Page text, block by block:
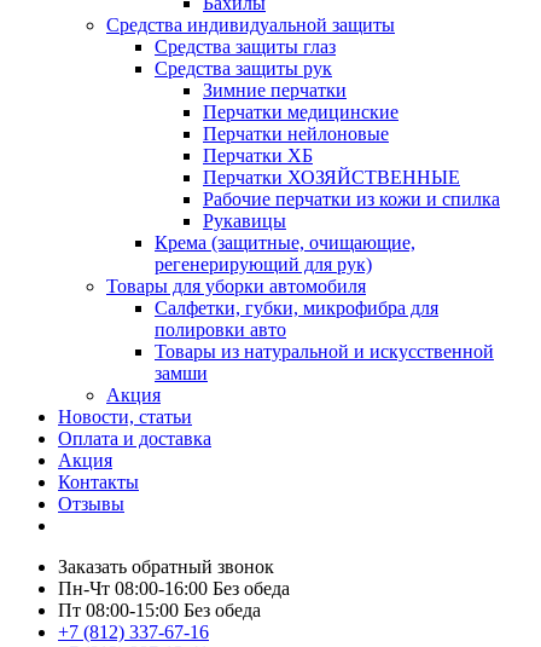
Средства индивидуальной защиты
Средства защиты глаз
Средства защиты рук
Зимние перчатки
Перчатки медицинские
Перчатки нейлоновые
Перчатки ХБ
Перчатки ХОЗЯЙСТВЕННЫЕ
Рабочие перчатки из кожи и спилка
Рукавицы
Крема (защитные, очищающие,
регенерирующий для рук)
Товары для уборки автомобиля
Салфетки, губки, микрофибра для
полировки авто
Товары из натуральной и искусственной
замши
Акция
Новости, статьи
Оплата и доставка
Акция
Контакты
Отзывы
Заказать обратный звонок
Пн-Чт 08:00-16:00 Без обеда
Пт 08:00-15:00 Без обеда
+7 (812) 337-67-16